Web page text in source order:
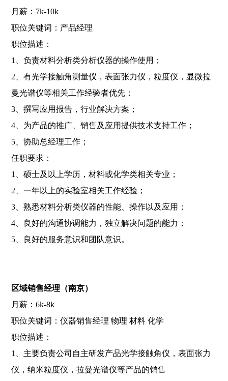
月薪：7k-10k
职位关键词：产品经理
职位描述：
1、负责材料分析类分析仪器的操作使用；
2、有光学接触角测量仪，表面张力仪，粒度仪，显微拉
曼光谱仪等相关工作经验者优先；
3、撰写应用报告，行业解决方案；
4、为产品的推广、销售及应用提供技术支持工作；
5、协助总经理工作；
任职要求：
1、硕士及以上学历，材料或化学类相关专业；
2、一年以上的实验室相关工作经验；
3、熟悉材料分析类仪器的性能、操作以及应用；
4、良好的沟通协调能力，独立解决问题的能力；
5、良好的服务意识和团队意识。
区域销售经理（南京）
月薪：6k-8k
职位关键词：仪器销售经理 物理 材料 化学
职位描述：
1、主要负责公司自主研发产品光学接触角仪，表面张力
仪，纳米粒度仪，拉曼光谱仪等产品的销售